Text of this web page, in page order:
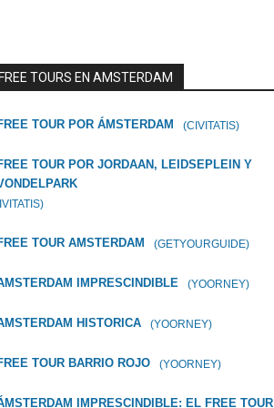
TOURS EN AMSTERDAM
TOUR POR ÁMSTERDAM (CIVITATIS)
TOUR POR JORDAAN, LEIDSEPLEIN Y
TOUR AMSTERDAM (GETYOURGUIDE)
IMPRESCINDIBLE (YOORNEY)
HISTORICA (YOORNEY)
TOUR BARRIO ROJO (YOORNEY)
IMPRESCINDIBLE: EL FREE TOUR